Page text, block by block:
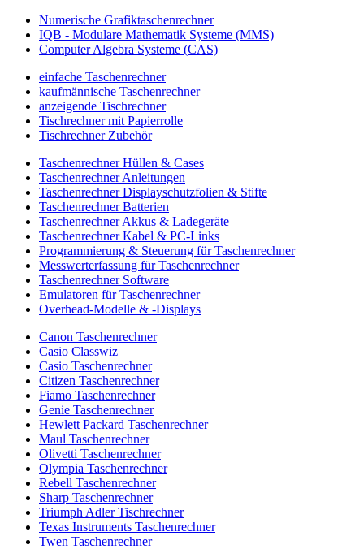
Numerische Grafiktaschenrechner
IQB - Modulare Mathematik Systeme (MMS)
Computer Algebra Systeme (CAS)
einfache Taschenrechner
kaufmännische Taschenrechner
anzeigende Tischrechner
Tischrechner mit Papierrolle
Tischrechner Zubehör
Taschenrechner Hüllen & Cases
Taschenrechner Anleitungen
Taschenrechner Displayschutzfolien & Stifte
Taschenrechner Batterien
Taschenrechner Akkus & Ladegeräte
Taschenrechner Kabel & PC-Links
Programmierung & Steuerung für Taschenrechner
Messwerterfassung für Taschenrechner
Taschenrechner Software
Emulatoren für Taschenrechner
Overhead-Modelle & -Displays
Canon Taschenrechner
Casio Classwiz
Casio Taschenrechner
Citizen Taschenrechner
Fiamo Taschenrechner
Genie Taschenrechner
Hewlett Packard Taschenrechner
Maul Taschenrechner
Olivetti Taschenrechner
Olympia Taschenrechner
Rebell Taschenrechner
Sharp Taschenrechner
Triumph Adler Tischrechner
Texas Instruments Taschenrechner
Twen Taschenrechner